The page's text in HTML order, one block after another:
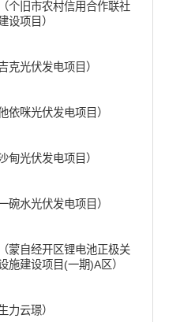
个旧市农村信用合作联社
设项目）
克光伏发电项目）
依咪光伏发电项目）
甸光伏发电项目）
碗水光伏发电项目）
蒙自经开区锂电池正极关
施建设项目(一期)A区）
力云璟）